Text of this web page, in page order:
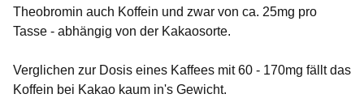
Theobromin auch Koffein und zwar von ca. 25mg pro
Tasse - abhängig von der Kakaosorte.
Verglichen zur Dosis eines Kaffees mit 60 - 170mg fällt das
Koffein bei Kakao kaum in's Gewicht.